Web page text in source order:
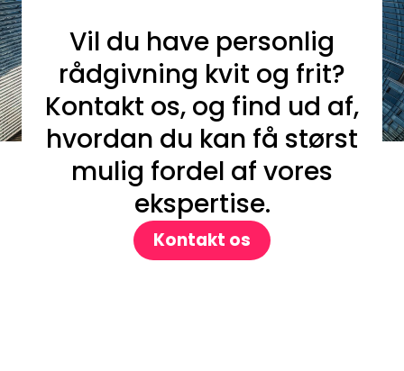
Vil du have personlig
rådgivning kvit og frit?
Kontakt os, og find ud af,
hvordan du kan få størst
mulig fordel af vores
ekspertise.
Kontakt os